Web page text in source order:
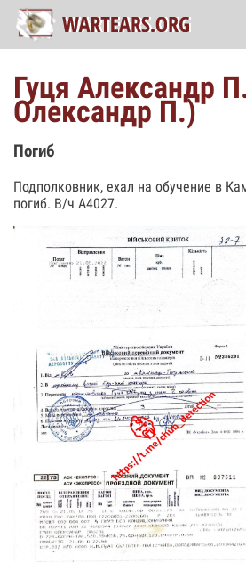
Гуця Александр
Олександр П.)
Погиб
Подполковник, ехал на обучение в
погиб. В/ч А4027.